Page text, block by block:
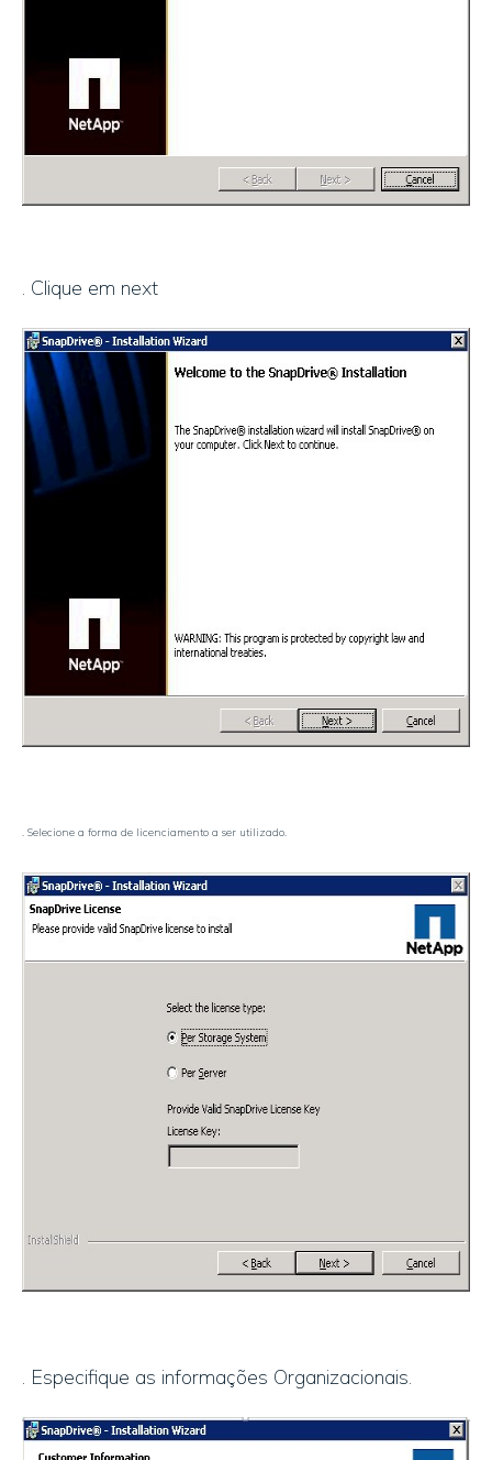
. Clique em next
. Selecione a forma de licenciamento a ser utilizado.
. Especifique as informações Organizacionais.